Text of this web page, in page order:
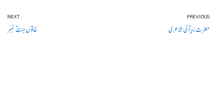
PREVIOUS
حضرت زہراؑ کی شاعری
NEXT
خاتون جنت ؑ نمبر